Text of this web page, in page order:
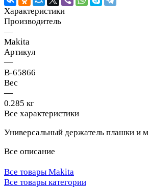
Характеристики
Производитель
—
Makita
Артикул
—
B-65866
Вес
—
0.285 кг
Все характеристики
Универсальный держатель плашки и
Все описание
Все товары Makita
Все товары категории